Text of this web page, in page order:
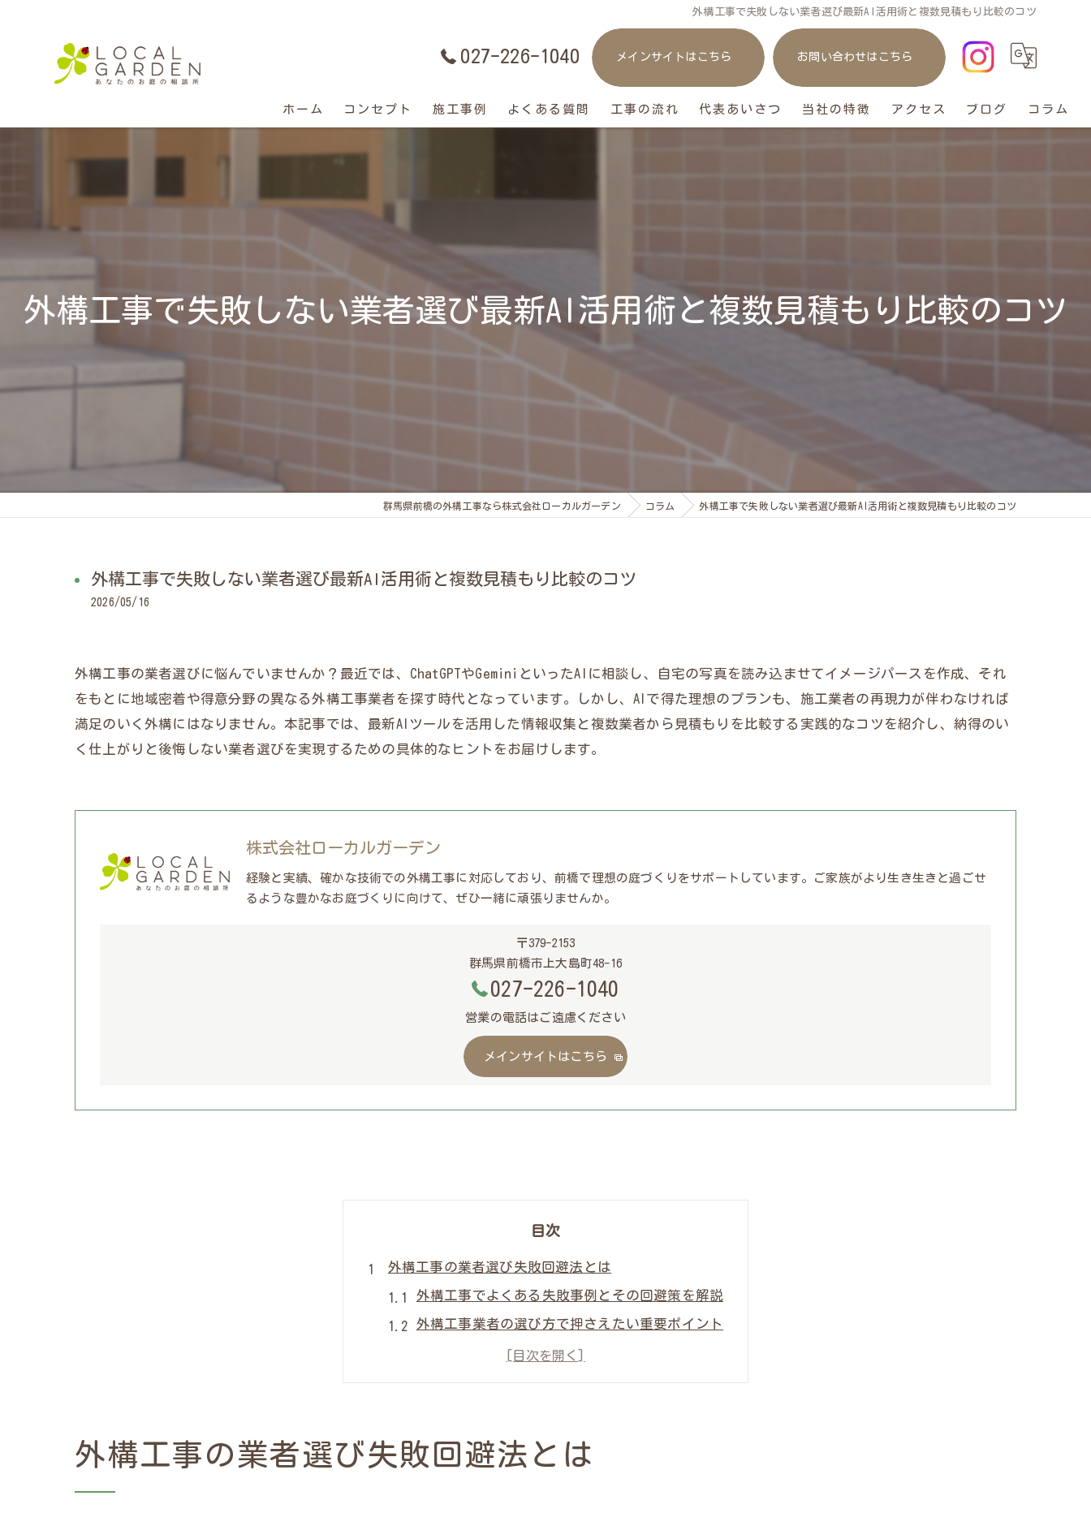
外構工事で失敗しない業者選び最新AI活用術と複数見積もり比較のコツ
027-226-1040 メインサイトはこちら お問い合わせはこちら
ホーム コンセプト 施工事例 よくある質問 工事の流れ 代表あいさつ 当社の特徴
ペット
アクセス ブログ コラム
外構工事で失敗しない業者選び最新AI活用術と複数見積もり比較のコツ
群馬県前橋の外構工事なら株式会社ローカルガーデン コラム 外構工事で失敗しない業者選び最新AI活用術と複数見積もり比較のコツ
外構工事で失敗しない業者選び最新AI活用術と複数見積もり比較のコツ
2026/05/16
外構工事の業者選びに悩んでいませんか？最近では、ChatGPTやGeminiといったAIに相談し、自宅の写真を読み込ませてイメージパースを作成、それ
をもとに地域密着や得意分野の異なる外構工事業者を探す時代となっています。しかし、AIで得た理想のプランも、施工業者の再現力が伴わなければ
満足のいく外構にはなりません。本記事では、最新AIツールを活用した情報収集と複数業者から見積もりを比較する実践的なコツを紹介し、納得のい
く仕上がりと後悔しない業者選びを実現するための具体的なヒントをお届けします。
株式会社ローカルガーデン
経験と実績、確かな技術での外構工事に対応しており、前橋で理想の庭づくりをサポートしています。ご家族がより生き生きと過ごせ
るような豊かなお庭づくりに向けて、ぜひ一緒に頑張りませんか。
〒379-2153
群馬県前橋市上大島町48-16
027-226-1040
営業の電話はご遠慮ください
メインサイトはこちら
目次
外構工事の業者選び失敗回避法とは
外構工事でよくある失敗事例とその回避策を解説
外構工事業者の選び方で押さえたい重要ポイント
外構工事のトラブルを避ける情報収集のコツ
外構工事ランキングと口コミ比較の賢い活用法
信頼できる外構工事業者を見極めるポイント
外構工事で信頼性を見極めるチェックリスト
外構工事の業者選び失敗回避法とは